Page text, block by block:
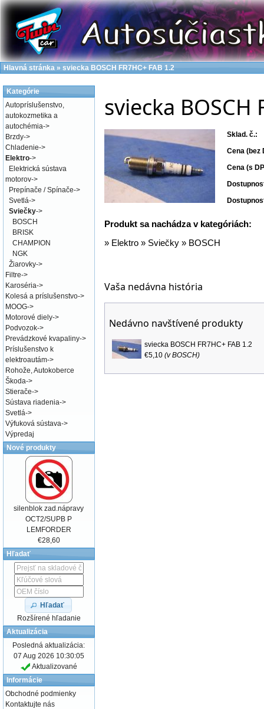
sviecka BOSCH
Sklad. č.:
Cena (bez
Cena (s
Produkt sa nachádza v kategóriách:
» Elektro» Sviečky» BOSCH
Vaša nedávna história
Nedávno navštívené produkty
sviecka BOSCH FR7HC+ FAB 1.2
€5,10 (vBOSCH)
Kategórie
Autopríslušenstvo,
autokozmetika a
autochémia->
Brzdy->
Chladenie->
Elektro->
Elektrická sústava
motorov->
Prepínače / Spínače->
Svetlá->
Sviečky->
BOSCH
BRISK
CHAMPION
NGK
Žiarovky->
Filtre->
Karoséria->
Kolesá a príslušenstvo->
MOOG->
Motorové diely->
Podvozok->
Prevádzkové kvapaliny->
Príslušenstvo k
elektroautám->
Rohože, Autokoberce
Škoda->
Stierače->
Sústava riadenia->
Svetlá->
Výfuková sústava->
Výpredaj
Nové produkty
silenblok zad.nápravy
OCT2/SUPB P
LEMFORDER
€28,60
Hľadať
Hľadať
Rozšírené hľadanie
Aktualizácia
Posledná aktualizácia:
07 Aug 2026 10:30:05
Aktualizované
Informácie
Obchodné podmienky
Kontaktujte nás
Hlavná stránka » sviecka BOSCH FR7HC+ FAB 1.2